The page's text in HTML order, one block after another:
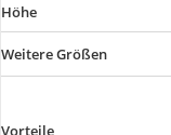
Höhe
Weitere Größen
Vorteile